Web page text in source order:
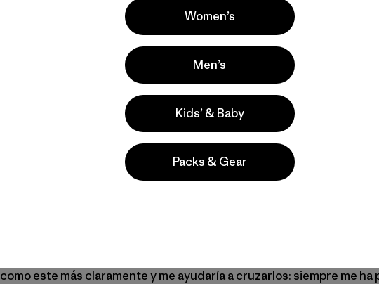
los umbrales, hay un riesgo asociado a poner tus pies del otro
relativamente confortable y llena de comodidades modernas,
de que las decisiones, que durante mucho tiempo fueron
justo ahora, cuando tantas otras también se están volviendo
que no hayas tomado decisiones difíciles antes, que no hayas
una mascarilla, te debatiste sobre sobre si era seguro visitar a un
si ordenar una comida costosa a domicilio solo por un antojo. Pero
riesgo ahora, lo que te impide atravesar este umbral, es el riesgo
irrevocablemente.
y fui a la escuela de teología porque pensé que saber más
este más claramente y me ayudaría a cruzarlos: siempre me
Women’s
Men’s
Kids’ & Baby
Packs & Gear